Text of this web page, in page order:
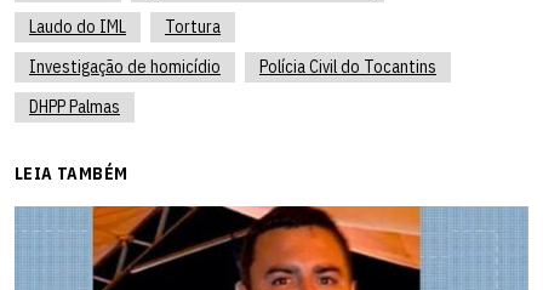
Laudo do IML
Tortura
Investigação de homicídio
Polícia Civil do Tocantins
DHPP Palmas
LEIA TAMBÉM